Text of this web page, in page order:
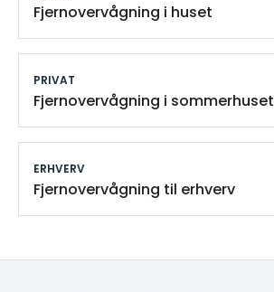
Fjernovervågning i huset
PRIVAT
Fjernovervågning i sommerhuset
ERHVERV
Fjernovervågning til erhverv